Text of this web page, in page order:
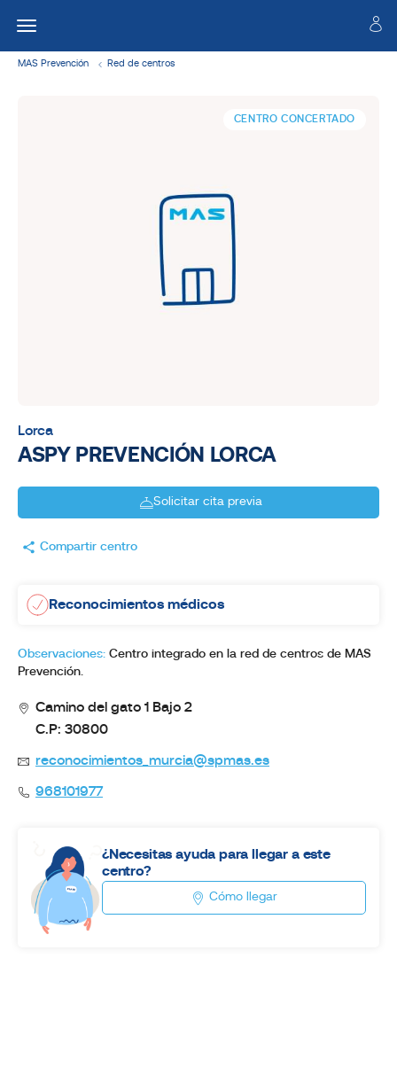
MAS Prevención Red de centros
CENTRO CONCERTADO
Lorca
ASPY PREVENCIÓN LORCA
Solicitar cita previa
Compartir centro
Reconocimientos médicos
Observaciones: Centro integrado en la red de centros de MAS
Prevención.
Camino del gato 1 Bajo 2
C.P: 30800
reconocimientos_murcia@spmas.es
968101977
¿Necesitas ayuda para llegar a este
centro?
Cómo llegar